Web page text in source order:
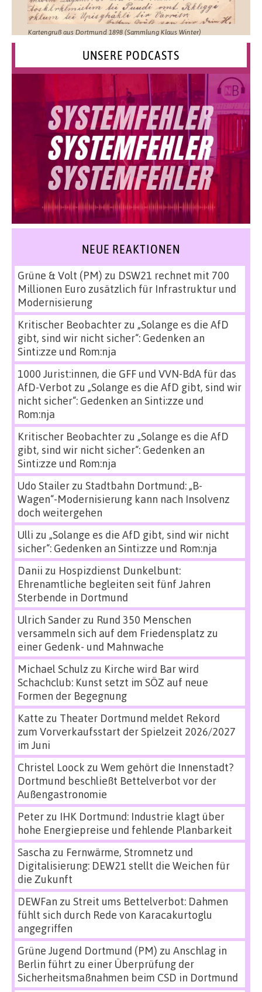
Kartengruß aus Dortmund 1898 (Sammlung Klaus Winter)
UNSERE PODCASTS
NEUE REAKTIONEN
Grüne & Volt (PM) zu DSW21 rechnet mit 700
Millionen Euro zusätzlich für Infrastruktur und
Modernisierung
Kritischer Beobachterzu „Solange es die AfD
gibt, sind wir nicht sicher“: Gedenken an
Sinti:zze und Rom:nja
1000 Jurist:innen, die GFF und VVN-BdA für das
AfD-Verbot zu „Solange es die AfD gibt, sind wir
nicht sicher“: Gedenken an Sinti:zze und
Rom:nja
Kritischer Beobachterzu „Solange es die AfD
gibt, sind wir nicht sicher“: Gedenken an
Sinti:zze und Rom:nja
Udo Stailerzu Stadtbahn Dortmund: „B-
Wagen“-Modernisierung kann nach Insolvenz
doch weitergehen
Ulli zu „Solange es die AfD gibt, sind wir nicht
sicher“: Gedenken an Sinti:zze und Rom:nja
Danii zu Hospizdienst Dunkelbunt:
Ehrenamtliche begleiten seit fünf Jahren
Sterbende in Dortmund
Ulrich Sanderzu Rund 350 Menschen
versammeln sich auf dem Friedensplatz zu
einer Gedenk- und Mahnwache
Michael Schulz zu Kirche wird Bar wird
Schachclub: Kunst setzt im SÖZ auf neue
Formen der Begegnung
Katte zu Theater Dortmund meldet Rekord
zum Vorverkaufsstart der Spielzeit 2026/2027
im Juni
Christel Loock zu Wem gehört die Innenstadt?
Dortmund beschließt Bettelverbot vor der
Außengastronomie
Peterzu IHK Dortmund: Industrie klagt über
hohe Energiepreise und fehlende Planbarkeit
Sascha zu Fernwärme, Stromnetz und
Digitalisierung: DEW21 stellt die Weichen für
die Zukunft
DEWFan zu Streit ums Bettelverbot: Dahmen
fühlt sich durch Rede von Karacakurtoglu
angegriffen
Grüne Jugend Dortmund (PM) zu Anschlag in
Berlin führt zu einer Überprüfung der
Sicherheitsmaßnahmen beim CSD in Dortmund